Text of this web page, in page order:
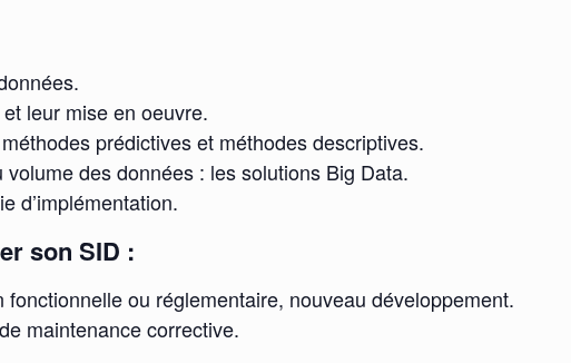
leur mise en oeuvre.
prédictives et méthodes descriptives.
des données : les solutions Big Data.
d’implémentation.
son SID :
ou réglementaire, nouveau développement.
maintenance corrective.